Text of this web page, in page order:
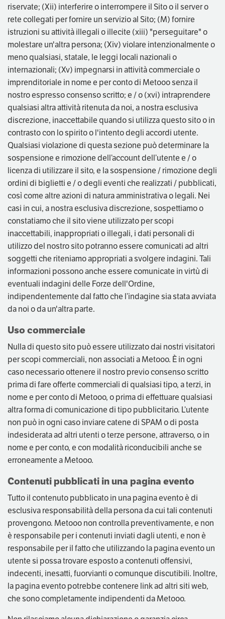
riservate; (Xii) interferire o interrompere il Sito o il server o
rete collegati per fornire un servizio al Sito; (M) fornire
istruzioni su attività illegali o illecite (xiii) "perseguitare" o
molestare un'altra persona; (Xiv) violare intenzionalmente o
meno qualsiasi, statale, le leggi locali nazionali o
internazionali; (Xv) impegnarsi in attività commerciale o
imprenditoriale in nome e per conto di Metooo senza il
nostro espresso consenso scritto; e / o (xvi) intraprendere
qualsiasi altra attività ritenuta da noi, a nostra esclusiva
discrezione, inaccettabile quando si utilizza questo sito o in
contrasto con lo spirito o l'intento degli accordi utente.
Qualsiasi violazione di questa sezione può determinare la
sospensione e rimozione dell’account dell’utente e / o
licenza di utilizzare il sito, e la sospensione / rimozione degli
ordini di biglietti e / o degli eventi che realizzati / pubblicati,
così come altre azioni di natura amministrativa o legali. Nei
casi in cui, a nostra esclusiva discrezione, sospettiamo o
constatiamo che il sito viene utilizzato per scopi
inaccettabili, inappropriati o illegali, i dati personali di
utilizzo del nostro sito potranno essere comunicati ad altri
soggetti che riteniamo appropriati a svolgere indagini. Tali
informazioni possono anche essere comunicate in virtù di
eventuali indagini delle Forze dell'Ordine,
indipendentemente dal fatto che l’indagine sia stata avviata
da noi o da un'altra parte.
Uso commerciale
Nulla di questo sito può essere utilizzato dai nostri visitatori
per scopi commerciali, non associati a Metooo. È in ogni
caso necessario ottenere il nostro previo consenso scritto
prima di fare offerte commerciali di qualsiasi tipo, a terzi, in
nome e per conto di Metooo, o prima di effettuare qualsiasi
altra forma di comunicazione di tipo pubblicitario. L’utente
non può in ogni caso inviare catene di SPAM o di posta
indesiderata ad altri utenti o terze persone, attraverso, o in
nome e per conto, e con modalità riconducibili anche se
erroneamente a Metooo.
Contenuti pubblicati in una pagina evento
Tutto il contenuto pubblicato in una pagina evento è di
esclusiva responsabilità della persona da cui tali contenuti
provengono. Metooo non controlla preventivamente, e non
è responsabile per i contenuti inviati dagli utenti, e non è
responsabile per il fatto che utilizzando la pagina evento un
utente si possa trovare esposto a contenuti offensivi,
indecenti, inesatti, fuorvianti o comunque discutibili. Inoltre,
la pagina evento potrebbe contenere link ad altri siti web,
che sono completamente indipendenti da Metooo.